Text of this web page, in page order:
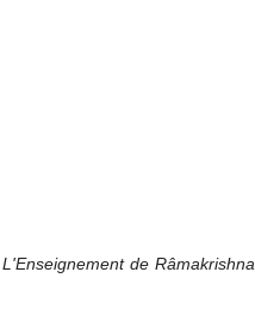
L'Enseignement de Râmakrishna